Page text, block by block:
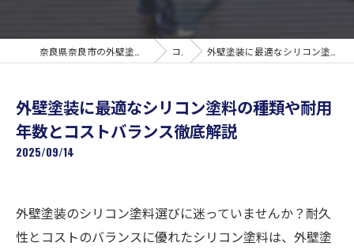
コラム 外壁塗装に最適なシリコン塗料の種類や耐用年数とコストバランス徹底解説
外壁塗装に最適なシリコン塗料の種類や耐用
年数とコストバランス徹底解説
2025/09/14
外壁塗装のシリコン塗料選びに迷っていませんか？耐久
性とコストのバランスに優れたシリコン塗料は、外壁塗